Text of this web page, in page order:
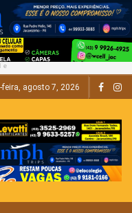
feira, agosto 7, 2026